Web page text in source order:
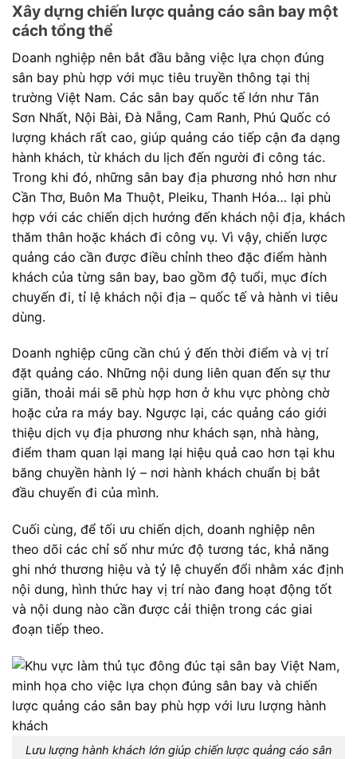
Xây dựng chiến lược quảng cáo sân bay một
cách tổng thể
Doanh nghiệp nên bắt đầu bằng việc lựa chọn đúng
sân bay phù hợp với mục tiêu truyền thông tại thị
trường Việt Nam. Các sân bay quốc tế lớn như Tân
Sơn Nhất, Nội Bài, Đà Nẵng, Cam Ranh, Phú Quốc có
lượng khách rất cao, giúp quảng cáo tiếp cận đa dạng
hành khách, từ khách du lịch đến người đi công tác.
Trong khi đó, những sân bay địa phương nhỏ hơn như
Cần Thơ, Buôn Ma Thuột, Pleiku, Thanh Hóa… lại phù
hợp với các chiến dịch hướng đến khách nội địa, khách
thăm thân hoặc khách đi công vụ. Vì vậy, chiến lược
quảng cáo cần được điều chỉnh theo đặc điểm hành
khách của từng sân bay, bao gồm độ tuổi, mục đích
chuyến đi, tỉ lệ khách nội địa – quốc tế và hành vi tiêu
dùng.
Doanh nghiệp cũng cần chú ý đến thời điểm và vị trí
đặt quảng cáo. Những nội dung liên quan đến sự thư
giãn, thoải mái sẽ phù hợp hơn ở khu vực phòng chờ
hoặc cửa ra máy bay. Ngược lại, các quảng cáo giới
thiệu dịch vụ địa phương như khách sạn, nhà hàng,
điểm tham quan lại mang lại hiệu quả cao hơn tại khu
băng chuyền hành lý – nơi hành khách chuẩn bị bắt
đầu chuyến đi của mình.
Cuối cùng, để tối ưu chiến dịch, doanh nghiệp nên
theo dõi các chỉ số như mức độ tương tác, khả năng
ghi nhớ thương hiệu và tỷ lệ chuyển đổi nhằm xác định
nội dung, hình thức hay vị trí nào đang hoạt động tốt
và nội dung nào cần được cải thiện trong các giai
đoạn tiếp theo.
Lưu lượng hành khách lớn giúp chiến lược quảng cáo sân